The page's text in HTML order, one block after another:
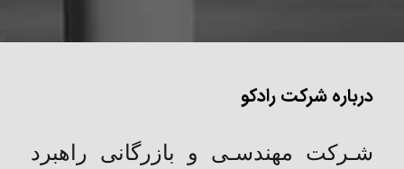
درباره شرکت رادکو
شـركت مهندسـی و بازرگانی راهبرد